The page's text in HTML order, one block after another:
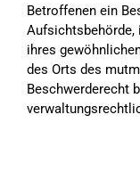
Betroffenen ein
ihres
des Orts des
Beschwerderecht